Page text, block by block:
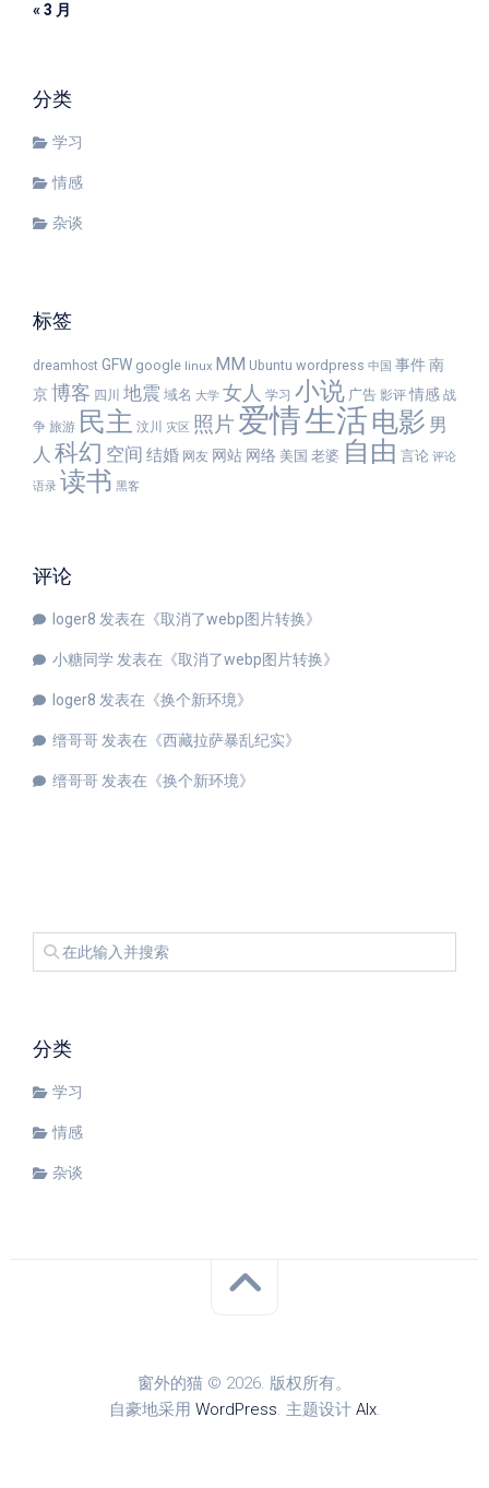
« 3 月
分类
学习
情感
杂谈
标签
dreamhost GFW google linux MM Ubuntu wordpress 中国 事件南
京博客 四川 地震 域名 大学 女人 学习 小说 广告 影评 情感 战
争 旅游 民主 汶川 灾区 照片 爱情生活 电影 男
人 科幻 空间 结婚 网友 网站 网络 美国 老婆 自由 言论 评论
语录 读书 黑客
评论
loger8 发表在《取消了webp图片转换》
小糖同学 发表在《取消了webp图片转换》
loger8 发表在《换个新环境》
缙哥哥 发表在《西藏拉萨暴乱纪实》
缙哥哥 发表在《换个新环境》
分类
学习
情感
杂谈
窗外的猫 © 2026. 版权所有。
自豪地采用 WordPress. 主题设计 Alx.